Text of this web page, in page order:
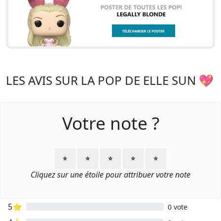
LES AVIS SUR LA POP DE ELLE SUN 💖
Votre note ?
⭐ ⭐ ⭐ ⭐ ⭐
Cliquez sur une étoile pour attribuer votre note
5⭐ 0 vote